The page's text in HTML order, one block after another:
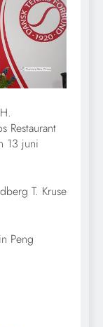
Restaurant
13 juni
T. Kruse
Peng